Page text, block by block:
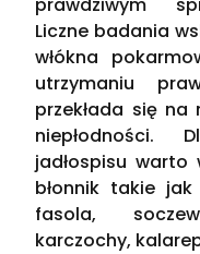
Liczne badania
włókna
utrzymaniu
przekłada się na
niepłodności.
jadłospisu
błonnik takie
fasola,
karczochy,